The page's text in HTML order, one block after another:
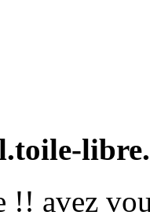
!! avez